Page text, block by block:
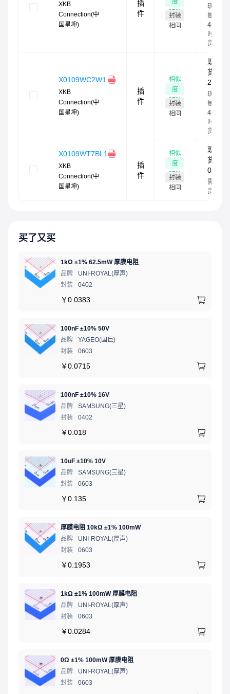
XKB
Connection(中
国星坤)
插
件
87%
封装
相同
现货
最快
4小
时发
货
X0109WC2W1
XKB
Connection(中
国星坤)
插
件
相似
度
87%
封装
相同
现
货：
26
现货
最快
4小
时发
货
X0109WT7BL1
XKB
Connection(中
国星坤)
插
件
相似
度
87%
封装
相同
现
货：
0
需订
货
买了又买
1kΩ ±1% 62.5mW 厚膜电阻
品牌
UNI-ROYAL(厚声)
封装
0402
￥0.0383
100nF ±10% 50V
品牌
YAGEO(国巨)
封装
0603
￥0.0715
100nF ±10% 16V
品牌
SAMSUNG(三星)
封装
0402
￥0.018
10uF ±10% 10V
品牌
SAMSUNG(三星)
封装
0603
￥0.135
厚膜电阻 10kΩ ±1% 100mW
品牌
UNI-ROYAL(厚声)
封装
0603
￥0.1953
1kΩ ±1% 100mW 厚膜电阻
品牌
UNI-ROYAL(厚声)
封装
0603
￥0.0284
0Ω ±1% 100mW 厚膜电阻
品牌
UNI-ROYAL(厚声)
封装
0603